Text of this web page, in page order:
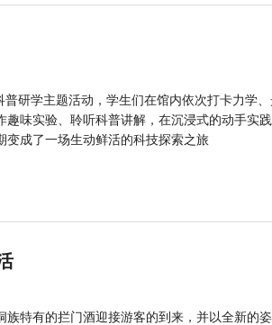
研学主题活动，学生们在馆内依次打卡力学
味实验、聆听科普讲解，在沉浸式的动手实
成了一场生动鲜活的科技探索之旅
族特有的拦门酒迎接游客的到来，并以全新的